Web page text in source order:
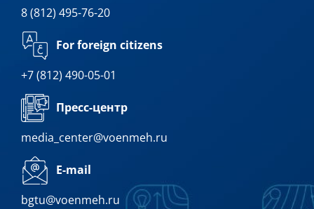
8 (812) 495-76-20
For foreign citizens
+7 (812) 490-05-01
Пресс-центр
media_center@voenmeh.ru
E-mail
bgtu@voenmeh.ru